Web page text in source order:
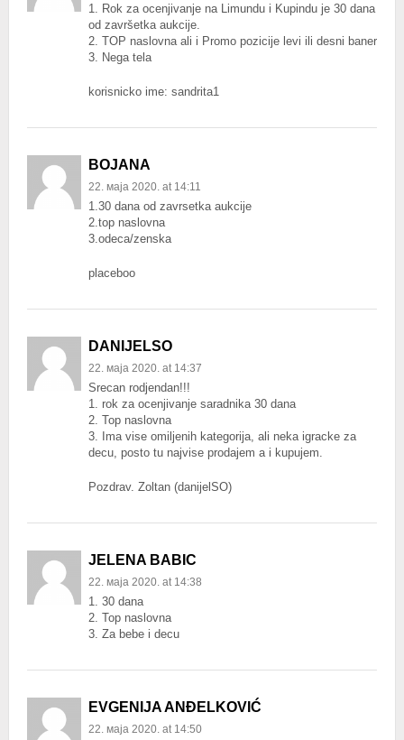
1. Rok za ocenjivanje na Limundu i Kupindu je 30 dana
od završetka aukcije.
2. TOP naslovna ali i Promo pozicije levi ili desni baner
3. Nega tela
korisnicko ime: sandrita1
BOJANA
22. маја 2020. at 14:11
1.30 dana od zavrsetka aukcije
2.top naslovna
3.odeca/zenska
placeboo
DANIJELSO
22. маја 2020. at 14:37
Srecan rodjendan!!!
1. rok za ocenjivanje saradnika 30 dana
2. Top naslovna
3. Ima vise omiljenih kategorija, ali neka igracke za
decu, posto tu najvise prodajem a i kupujem.
Pozdrav. Zoltan (danijelSO)
JELENA BABIC
22. маја 2020. at 14:38
1. 30 dana
2. Top naslovna
3. Za bebe i decu
EVGENIJA ANĐELKOVIĆ
22. маја 2020. at 14:50